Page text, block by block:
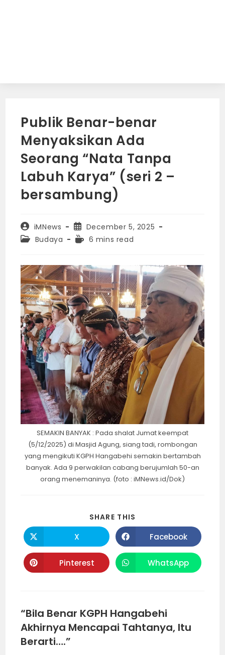
Publik Benar-benar
Menyaksikan Ada
Seorang “Nata Tanpa
Labuh Karya” (seri 2 –
bersambung)
Post
author:
iMNews
Post
published:
December 5, 2025
PostBudaya
Reading6 mins read
SEMAKIN BANYAK : Pada shalat Jumat keempat
(5/12/2025) di Masjid Agung, siang tadi, rombongan
yang mengikuti KGPH Hangabehi semakin bertambah
banyak. Ada 9 perwakilan cabang berujumlah 50-an
orang menemaninya. (foto : iMNews.id/Dok)
SHARE THIS
Opens
in
a
new
window
X Opens
in
a
new
window
Facebook
Opens
in
Pinterest Opens
in
WhatsApp
“Bila Benar KGPH Hangabehi
Akhirnya Mencapai Tahtanya, Itu
Berarti….”